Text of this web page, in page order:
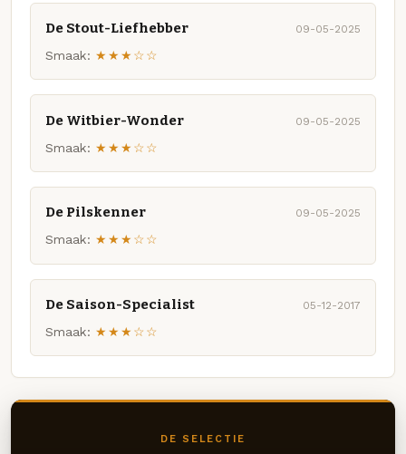
De Stout-Liefhebber 09-05-2025
Smaak: ★★★☆☆
De Witbier-Wonder 09-05-2025
Smaak: ★★★☆☆
De Pilskenner 09-05-2025
Smaak: ★★★☆☆
De Saison-Specialist 05-12-2017
Smaak: ★★★☆☆
DE SELECTIE